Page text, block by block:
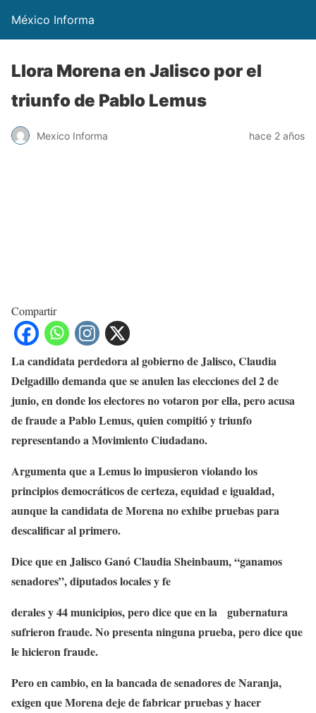
México Informa
Llora Morena en Jalisco por el
triunfo de Pablo Lemus
Mexico Informa hace 2 años
Compartir
La candidata perdedora al gobierno de Jalisco, Claudia
Delgadillo demanda que se anulen las elecciones del 2 de
junio, en donde los electores no votaron por ella, pero acusa
de fraude a Pablo Lemus, quien compitió y triunfo
representando a Movimiento Ciudadano.
Argumenta que a Lemus lo impusieron violando los
principios democráticos de certeza, equidad e igualdad,
aunque la candidata de Morena no exhibe pruebas para
descalificar al primero.
Dice que en Jalisco Ganó Claudia Sheinbaum, “ganamos
senadores”, diputados locales y fe
derales y 44 municipios, pero dice que en la gubernatura
sufrieron fraude. No presenta ninguna prueba, pero dice que
le hicieron fraude.
Pero en cambio, en la bancada de senadores de Naranja,
exigen que Morena deje de fabricar pruebas y hacer